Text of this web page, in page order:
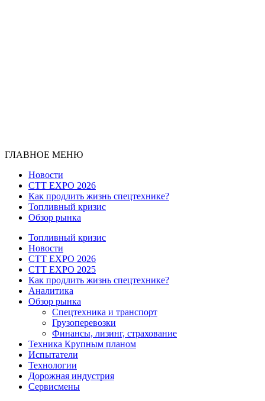
ГЛАВНОЕ МЕНЮ
Новости
CTT EXPO 2026
Как продлить жизнь спецтехнике?
Топливный кризис
Обзор рынка
Топливный кризис
Новости
CTT EXPO 2026
CTT EXPO 2025
Как продлить жизнь спецтехнике?
Аналитика
Обзор рынка
Спецтехника и транспорт
Грузоперевозки
Финансы, лизинг, страхование
Техника Крупным планом
Испытатели
Технологии
Дорожная индустрия
Сервисмены